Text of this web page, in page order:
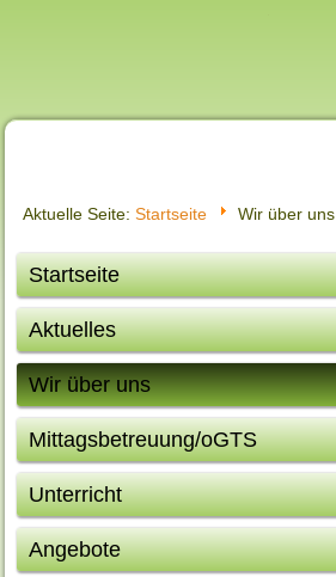
Aktuelle Seite:Startseite Wir über uns
Startseite
Aktuelles
Wir über uns
Mittagsbetreuung/oGTS
Unterricht
Angebote